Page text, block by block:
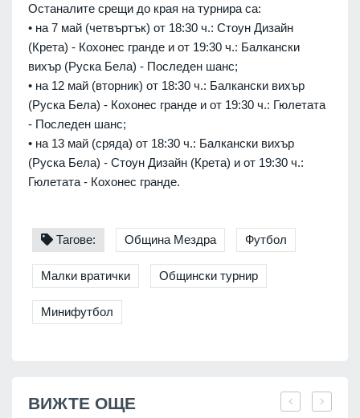
Останалите срещи до края на турнира са:
• на 7 май (четвъртък) от 18:30 ч.: Стоун Дизайн
(Крета) - Кохонес гранде и от 19:30 ч.: Балкански
вихър (Руска Бела) - Последен шанс;
• на 12 май (вторник) от 18:30 ч.: Балкански вихър
(Руска Бела) - Кохонес гранде и от 19:30 ч.: Гюлетата
- Последен шанс;
• на 13 май (сряда) от 18:30 ч.: Балкански вихър
(Руска Бела) - Стоун Дизайн (Крета) и от 19:30 ч.:
Гюлетата - Кохонес гранде.
Тагове: Община Мездра Футбол
Малки вратички Общински турнир
Минифутбол
ВИЖТЕ ОЩЕ